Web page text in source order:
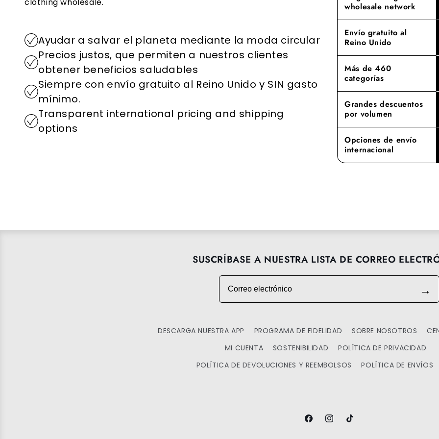
importante
destino al
donde
Ayudar a salvar el planeta mediante la moda circular
Precios justos, que permiten a nuestros clientes
obtener beneficios saludables
Siempre con envío gratuito al Reino Unido y SIN gasto
mínimo.
Transparent international pricing and shipping
options
wholesale network
Envío gratuito al
Reino Unido
Más de 460
categorías
Grandes descuentos
por volumen
Opciones de envío
internacional
SUSCRÍBASE A NUESTRA LISTA DE CORREO
Correo electrónico
→
DESCARGA NUESTRA APP PROGRAMA DE FIDELIDAD SOBRE NOSOTROS
MI CUENTA
SOSTENIBILIDAD
POLÍTICA DE PRIVACIDAD
POLÍTICA DE DEVOLUCIONES Y REEMBOLSOS
POLÍTICA DE ENVÍOS
FacebookInstagramTikTok